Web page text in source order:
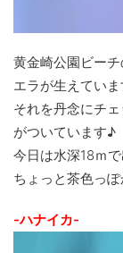
黄金崎公園ビー
エラが生えていま
それを丹念にチ
がついています♪
今日は水深18ｍ
ちょっと茶色っ
-ハナイカ-